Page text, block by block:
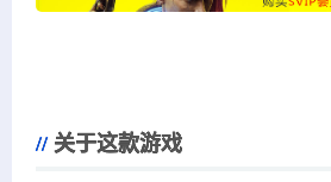
关于这款游戏